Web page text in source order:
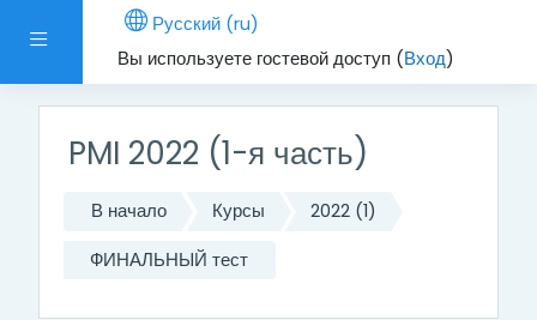
Боковая панель
Русский ‎(ru)‎
Вы используете гостевой доступ (Вход)
Перейти к основному содержанию
PMI 2022 (1-я часть)
В начало Курсы 2022 (1)
ФИНАЛЬНЫЙ тест